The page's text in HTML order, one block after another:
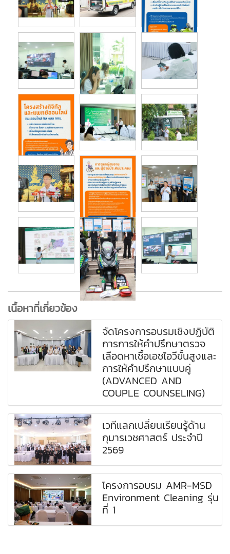
เนื้อหาที่เกี่ยวข้อง
จัดโครงการอบรมเชิงปฏิบัติ
การการให้คำปรึกษาตรวจ
เลือดหาเชื้อเอชไอวีขั้นสูงและ
การให้คำปรึกษาแบบคู่
(ADVANCED AND
COUPLE COUNSELING)
เวทีแลกเปลี่ยนเรียนรู้ด้าน
กุมารเวชศาสตร์ ประจำปี
2569
โครงการอบรม AMR-MSD
Environment Cleaning รุ่น
ที่ 1